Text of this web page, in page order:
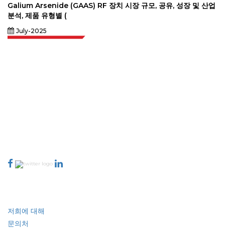
Galium Arsenide (GAAS) RF 장치 시장 규모, 공유, 성장 및 산업
분석, 제품 유형별 (
July-2025
저희에 대해
문의처